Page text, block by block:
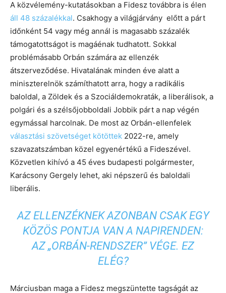
A közvélemény-kutatásokban a Fidesz továbbra is élen
áll 48 százalékkal. Csakhogy a világjárvány előtt a párt
időnként 54 vagy még annál is magasabb százalék
támogatottságot is magáénak tudhatott. Sokkal
problémásabb Orbán számára az ellenzék
átszerveződése. Hivatalának minden éve alatt a
miniszterelnök számíthatott arra, hogy a radikális
baloldal, a Zöldek és a Szociáldemokraták, a liberálisok, a
polgári és a szélsőjobboldali Jobbik párt a nap végén
egymással harcolnak. De most az Orbán-ellenfelek
választási szövetséget kötöttek 2022-re, amely
szavazatszámban közel egyenértékű a Fideszével.
Közvetlen kihívó a 45 éves budapesti polgármester,
Karácsony Gergely lehet, aki népszerű és baloldali
liberális.
AZ ELLENZÉKNEK AZONBAN CSAK EGY
KÖZÖS PONTJA VAN A NAPIRENDEN:
AZ „ORBÁN-RENDSZER” VÉGE. EZ
ELÉG?
Márciusban maga a Fidesz megszüntette tagságát az